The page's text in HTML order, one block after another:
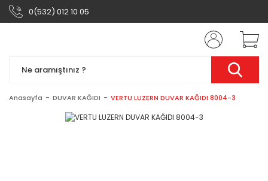
0(532) 012 10 05
Anasayfa DUVAR KAĞIDI VERTU LUZERN DUVAR KAĞIDI 8004-3